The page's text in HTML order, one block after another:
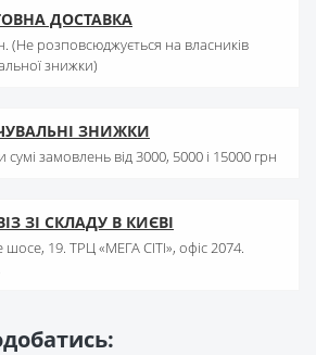
ДОСТАВКА
(Не розповсюджується на власників
знижки)
ЗНИЖКИ
сумі замовлень від 3000, 5000 і 15000 грн
ЗІ СКЛАДУ В КИЄВІ
шосе, 19. ТРЦ «МЕГА СІТІ», офіс 2074.